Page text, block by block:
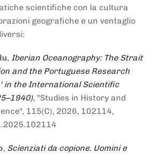
scientifiche con la cultura
geografiche e un ventaglio
, Iberian Oceanography: The Strait
and the Portuguese Research
in the International Scientific
, "Studies in History and
115(C), 2026, 102114,
, Scienziati da copione. Uomini e